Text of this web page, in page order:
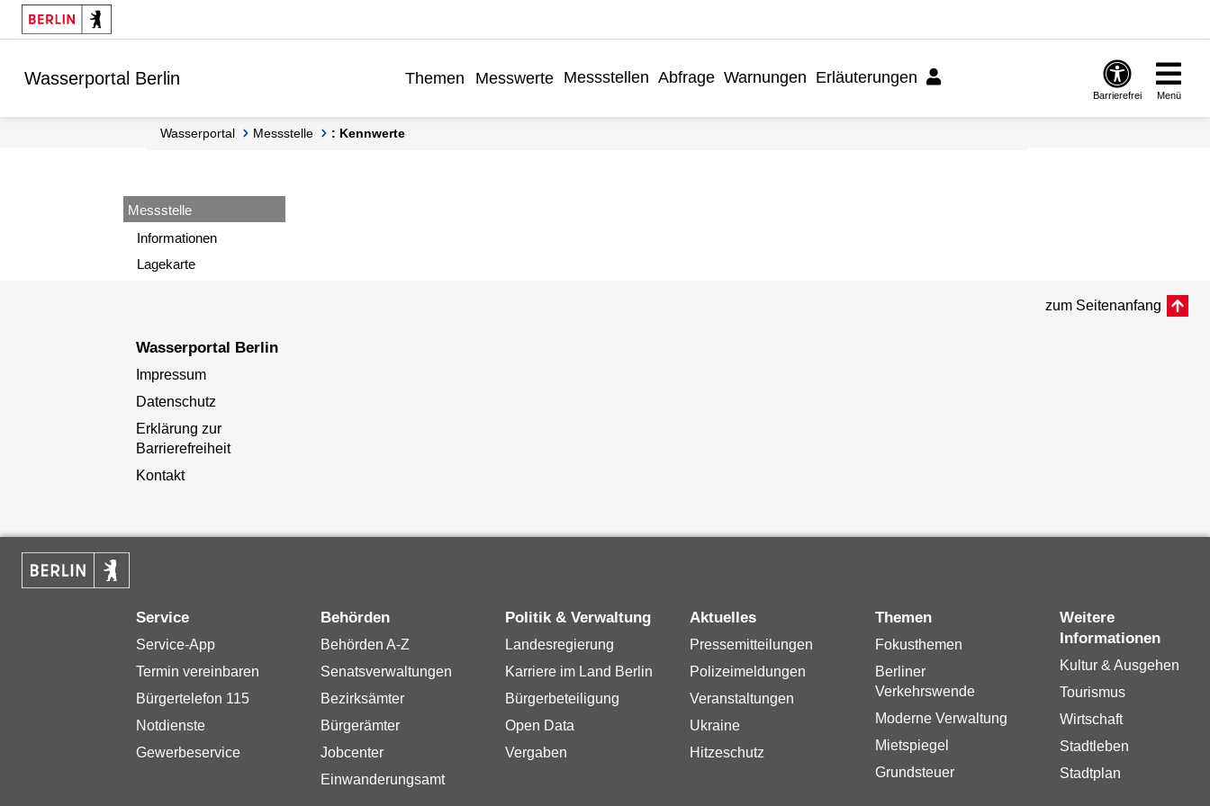
Springe zur Navigation
Springe zum Inhalt
Wasserportal Berlin Themen Messwerte Messstellen Abfrage Warnungen Erläuterungen
Barrierefrei Menü
Wasserportal Messstelle : Kennwerte
Messstelle
Informationen
Lagekarte
zum Seitenanfang
Wasserportal Berlin
Impressum
Datenschutz
Erklärung zur
Barrierefreiheit
Kontakt
Service
Service-App
Termin vereinbaren
Bürgertelefon 115
Notdienste
Gewerbeservice
Behörden
Behörden A-Z
Senatsverwaltungen
Bezirksämter
Bürgerämter
Jobcenter
Einwanderungsamt
Politik & Verwaltung
Landesregierung
Karriere im Land Berlin
Bürgerbeteiligung
Open Data
Vergaben
Aktuelles
Pressemitteilungen
Polizeimeldungen
Veranstaltungen
Ukraine
Hitzeschutz
Themen
Fokusthemen
Berliner
Verkehrswende
Moderne Verwaltung
Mietspiegel
Grundsteuer
Weitere
Informationen
Kultur & Ausgehen
Tourismus
Wirtschaft
Stadtleben
Stadtplan